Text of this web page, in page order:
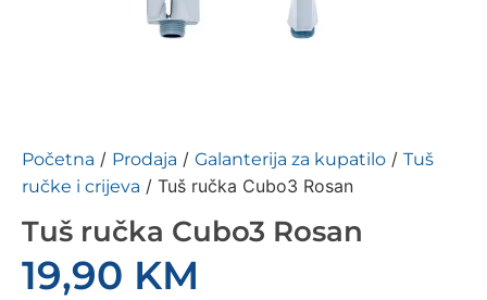
Početna / Prodaja / Galanterija za kupatilo / Tuš
ručke i crijeva / Tuš ručka Cubo3 Rosan
Tuš ručka Cubo3 Rosan
19,90 KM